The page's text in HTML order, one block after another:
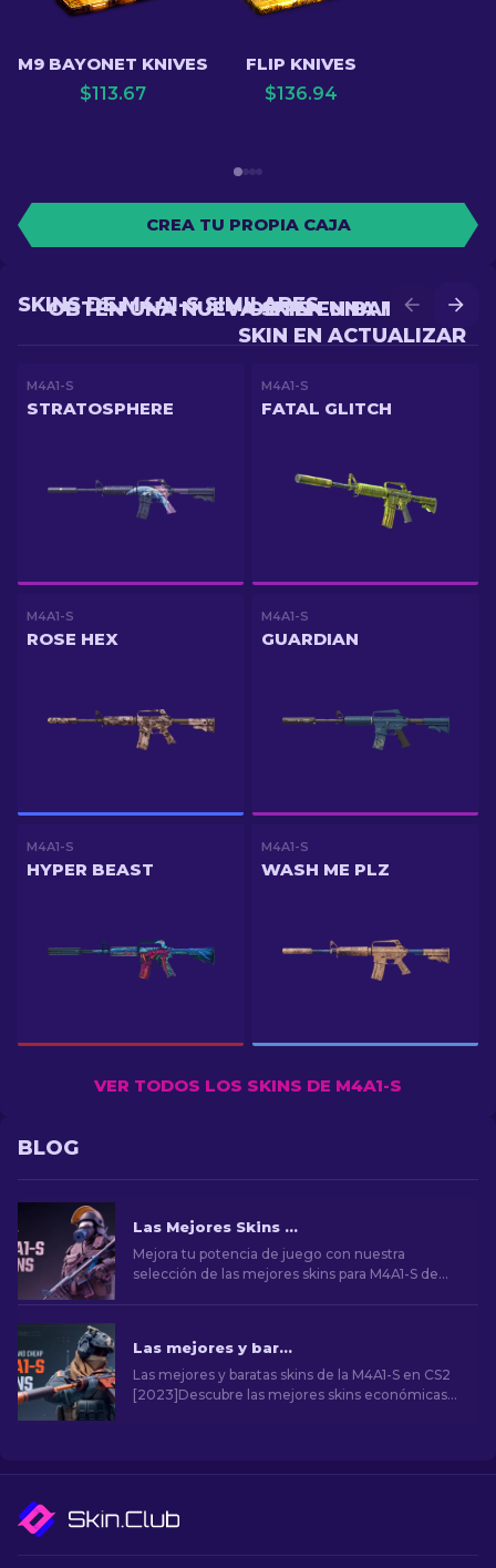
M9 BAYONET KNIVES
$113.67
FLIP KNIVES
$136.94
CREA TU PROPIA CAJA
OBTÉN UNA MEJOR
SKIN EN ACTUALIZAR
OBTÉN UNA NUEVA SKIN EN BATALLA
SKINS DE M4A1-S SIMILARES
M4A1-S
STRATOSPHERE
M4A1-S
FATAL GLITCH
M4A1-S
ROSE HEX
M4A1-S
GUARDIAN
M4A1-S
HYPER BEAST
M4A1-S
WASH ME PLZ
VER TODOS LOS SKINS DE M4A1-S
BLOG
Las Mejores Skins para M4A1-S de CS2 [2026]
Mejora tu potencia de juego con nuestra
selección de las mejores skins para M4A1-S de
Las mejores y baratas skins de la M4A1-S en CS2 [2026]
Las mejores y baratas skins de la M4A1-S en CS2
[2023]Descubre las mejores skins económicas